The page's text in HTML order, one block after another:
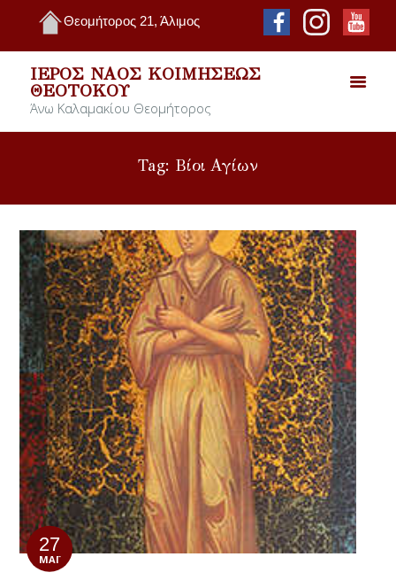
Θεομήτορος 21, Άλιμος
ΙΕΡΌΣ ΝΑΌΣ ΚΟΙΜΉΣΕΩΣ
ΘΕΟΤΌΚΟΥ
Άνω Καλαμακίου Θεομήτορος
Tag: Βίοι Αγίων
27
ΜΆΙ